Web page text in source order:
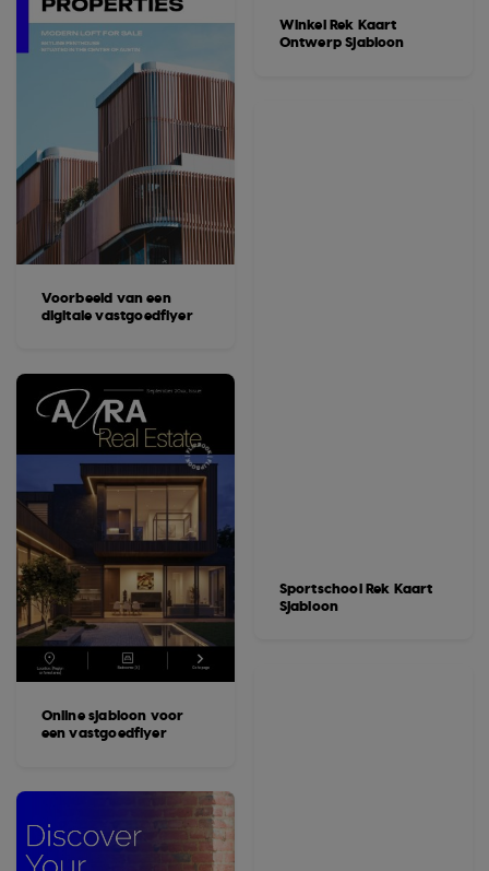
Voorbeeld van een
digitale vastgoedflyer
Online sjabloon voor
een vastgoedflyer
Winkel Rek Kaart
Ontwerp Sjabloon
Sportschool Rek Kaart
Sjabloon